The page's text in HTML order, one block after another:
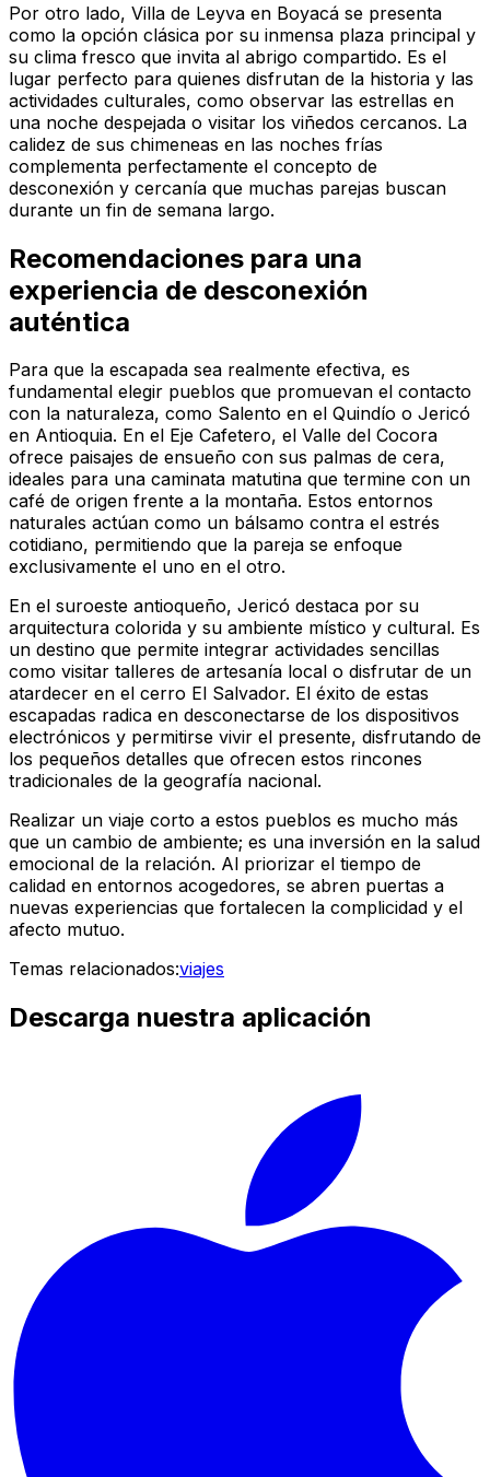
Por otro lado, Villa de Leyva en Boyacá se presenta
como la opción clásica por su inmensa plaza principal y
su clima fresco que invita al abrigo compartido. Es el
lugar perfecto para quienes disfrutan de la historia y las
actividades culturales, como observar las estrellas en
una noche despejada o visitar los viñedos cercanos. La
calidez de sus chimeneas en las noches frías
complementa perfectamente el concepto de
desconexión y cercanía que muchas parejas buscan
durante un fin de semana largo.
Recomendaciones para una
experiencia de desconexión
auténtica
Para que la escapada sea realmente efectiva, es
fundamental elegir pueblos que promuevan el contacto
con la naturaleza, como Salento en el Quindío o Jericó
en Antioquia. En el Eje Cafetero, el Valle del Cocora
ofrece paisajes de ensueño con sus palmas de cera,
ideales para una caminata matutina que termine con un
café de origen frente a la montaña. Estos entornos
naturales actúan como un bálsamo contra el estrés
cotidiano, permitiendo que la pareja se enfoque
exclusivamente el uno en el otro.
En el suroeste antioqueño, Jericó destaca por su
arquitectura colorida y su ambiente místico y cultural. Es
un destino que permite integrar actividades sencillas
como visitar talleres de artesanía local o disfrutar de un
atardecer en el cerro El Salvador. El éxito de estas
escapadas radica en desconectarse de los dispositivos
electrónicos y permitirse vivir el presente, disfrutando de
los pequeños detalles que ofrecen estos rincones
tradicionales de la geografía nacional.
Realizar un viaje corto a estos pueblos es mucho más
que un cambio de ambiente; es una inversión en la salud
emocional de la relación. Al priorizar el tiempo de
calidad en entornos acogedores, se abren puertas a
nuevas experiencias que fortalecen la complicidad y el
afecto mutuo.
Temas relacionados:viajes
Descarga nuestra aplicación